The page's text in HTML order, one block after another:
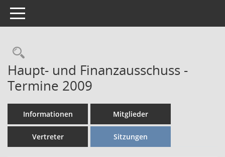
Toggle navigation
Rechercheauswahl
Haupt- und Finanzausschuss -
Termine 2009
Informationen Mitglieder
Vertreter Sitzungen